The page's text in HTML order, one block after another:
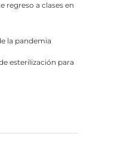
regreso a clases en
la pandemia
esterilización para